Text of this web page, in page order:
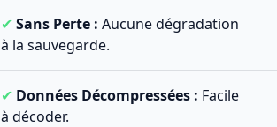
✔ Sans Perte : Aucune dégradation
à la sauvegarde.
✔ Données Décompressées : Facile
à décoder.